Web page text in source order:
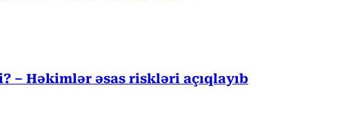
– Həkimlər əsas riskləri açıqlayıb